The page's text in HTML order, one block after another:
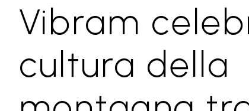
Vibram
cultura della